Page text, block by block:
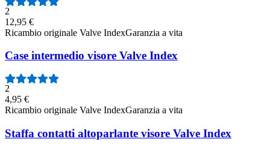
2
12,95 €
Ricambio originale Valve IndexGaranzia a vita
Case intermedio visore Valve Index
2
4,95 €
Ricambio originale Valve IndexGaranzia a vita
Staffa contatti altoparlante visore Valve Index